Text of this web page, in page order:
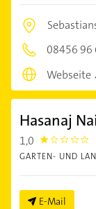
08456 96
Webseite
Hasanaj
1,0 1.0
GARTEN- UND
E-Mail